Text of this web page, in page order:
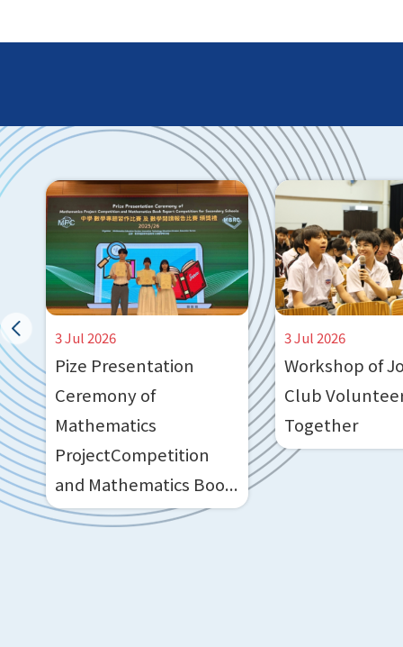
反 『 太空油毒品 』
College
3 Jul 2026
Pize Presentation
Ceremony of
Mathematics
ProjectCompetition
and Mathematics Boo...
3 Jul 2026
Workshop of
Club
Together